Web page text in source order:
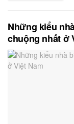
Những kiểu
chuộng nhất ở